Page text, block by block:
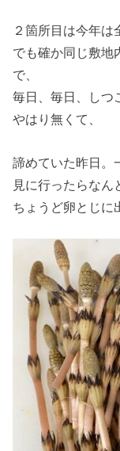
２箇所目は今年は
でも確か同じ敷地
で、
毎日、毎日、しつ
やはり無くて、
諦めていた昨日。
見に行ったらなん
ちょうど卵とじに